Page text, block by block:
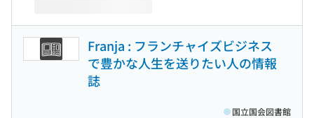
Franja : フランチャイズビジネス
で豊かな人生を送りたい人の情報
誌
国立国会図書館